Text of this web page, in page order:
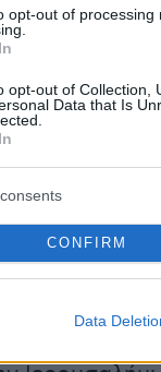
opt-out of
opt-out of Collection,
Data that Is
CONFIRM
Data
lsCnbGCL6Z
Τούρκο